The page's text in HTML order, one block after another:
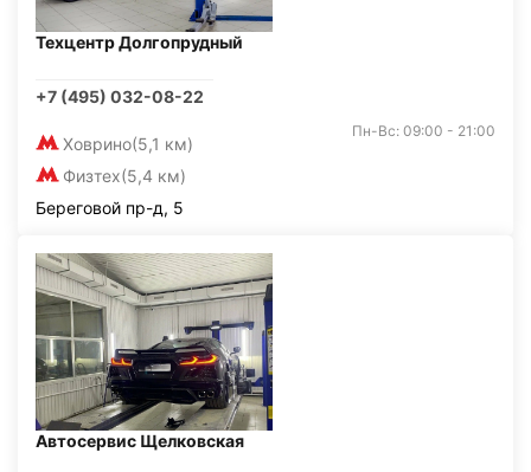
Техцентр Долгопрудный
+7 (495) 032-08-22
Ховрино(5,1 км)
Физтех(5,4 км)
Пн-Вс: 09:00 - 21:00
Береговой пр-д, 5
Автосервис Щелковская